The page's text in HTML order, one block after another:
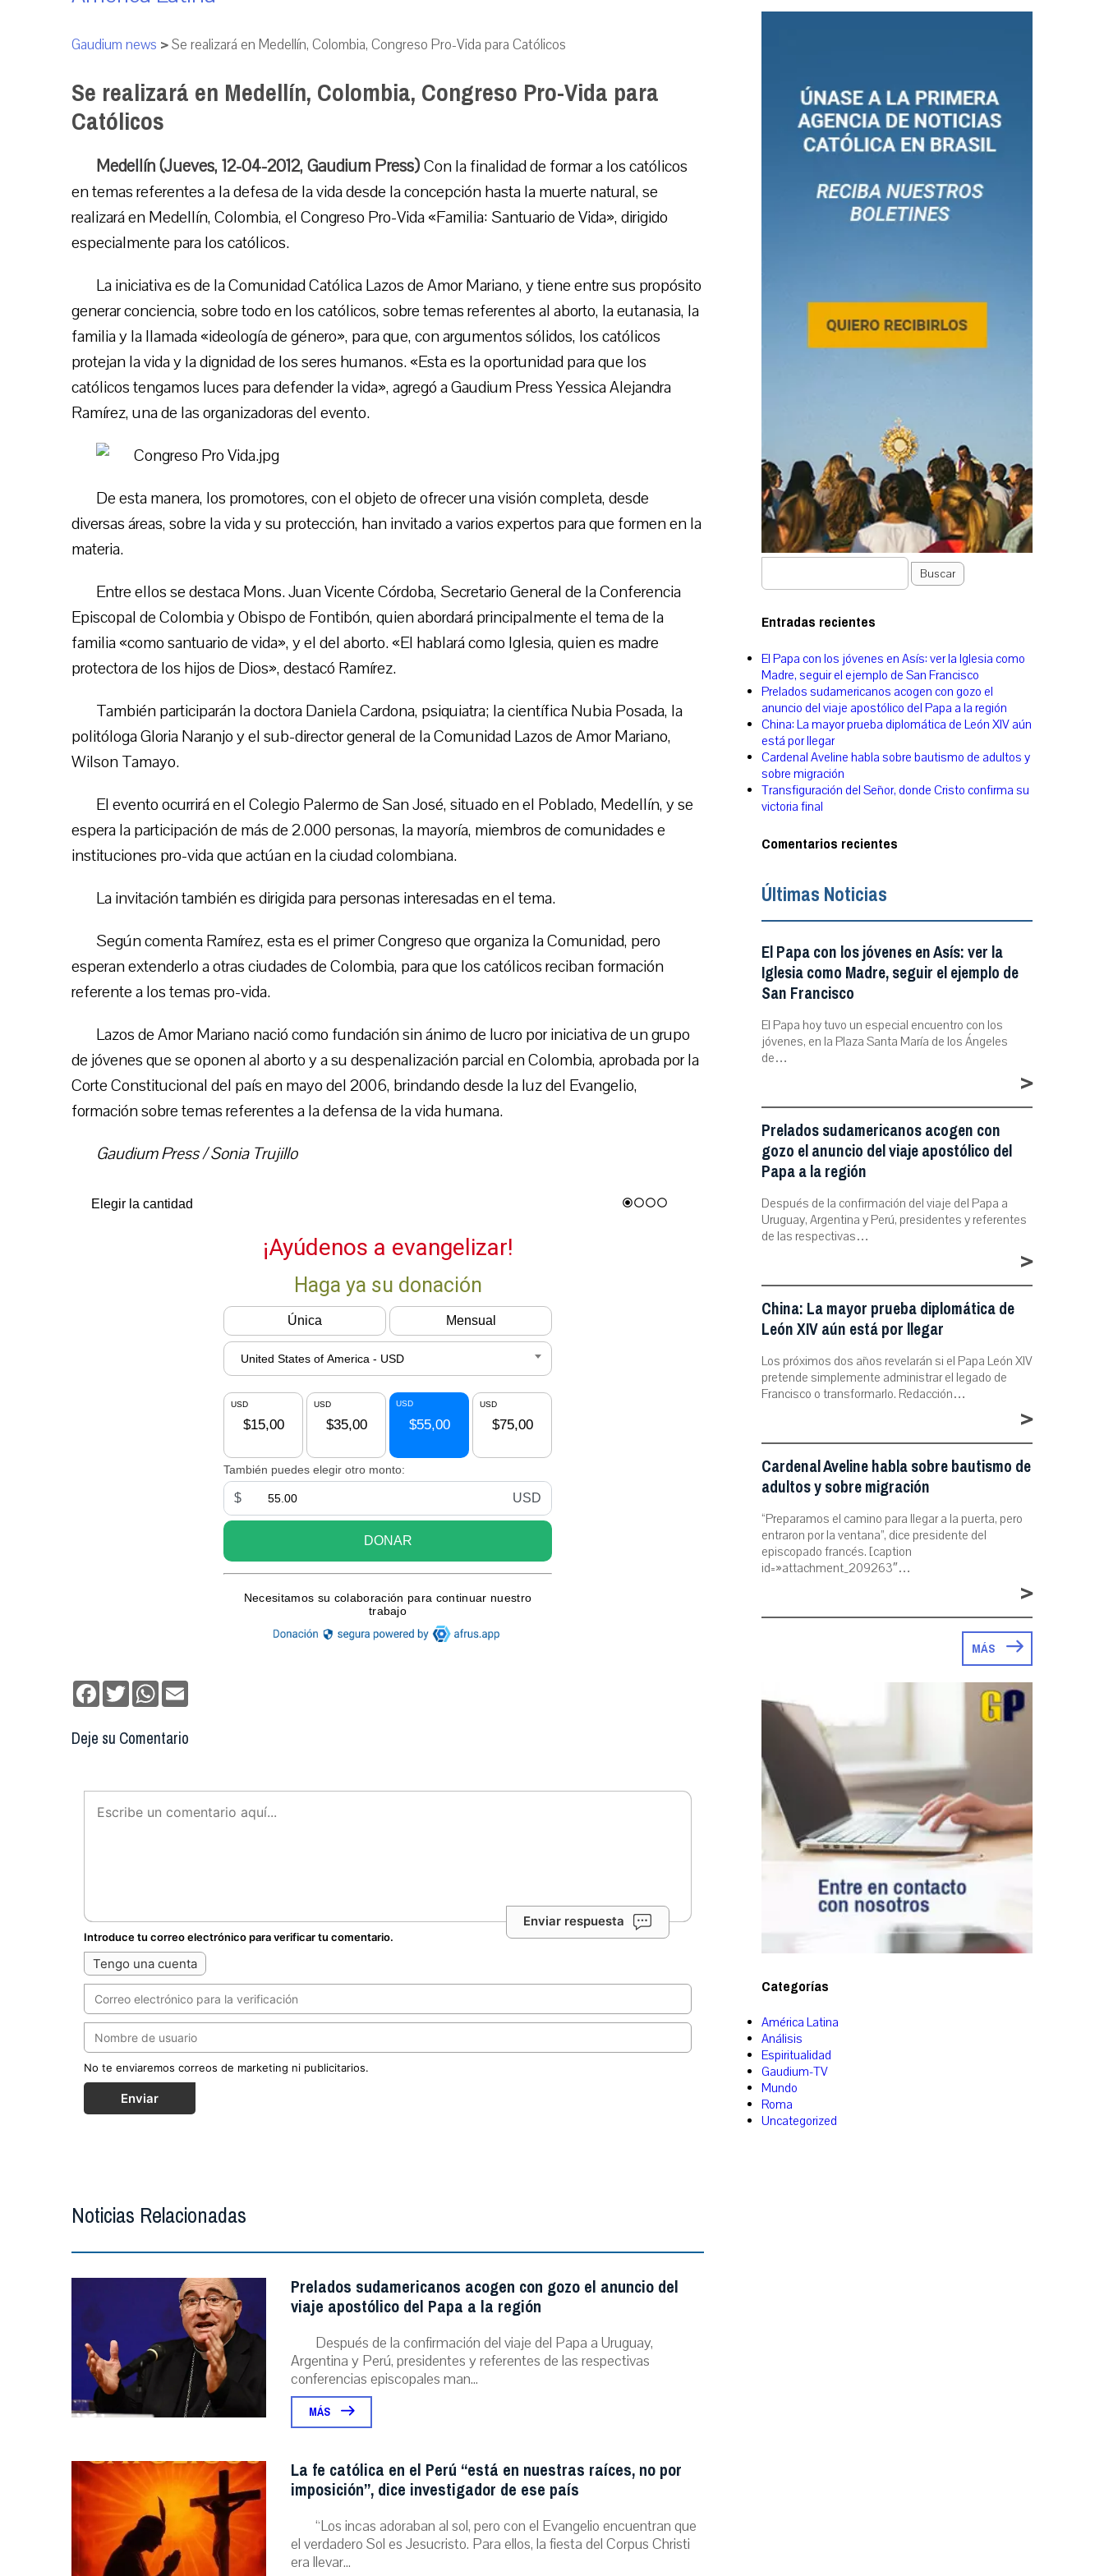
Gaudium news >Se realizará en Medellín, Colombia, Congreso Pro-Vida para Católicos
Se realizará en Medellín, Colombia, Congreso Pro-Vida para
Católicos
Medellín (Jueves, 12-04-2012, Gaudium Press)Con la finalidad de formar a los católicos
en temas referentes a la defesa de la vida desde la concepción hasta la muerte natural, se
realizará en Medellín, Colombia, el Congreso Pro-Vida «Familia: Santuario de Vida», dirigido
especialmente para los católicos.
La iniciativa es de la Comunidad Católica Lazos de Amor Mariano, y tiene entre sus propósito
generar conciencia, sobre todo en los católicos, sobre temas referentes al aborto, la eutanasia, la
familia y la llamada «ideología de género», para que, con argumentos sólidos, los católicos
protejan la vida y la dignidad de los seres humanos. «Esta es la oportunidad para que los
católicos tengamos luces para defender la vida», agregó a Gaudium Press Yessica Alejandra
Ramírez, una de las organizadoras del evento.
De esta manera, los promotores, con el objeto de ofrecer una visión completa, desde
diversas áreas, sobre la vida y su protección, han invitado a varios expertos para que formen en la
materia.
Entre ellos se destaca Mons. Juan Vicente Córdoba, Secretario General de la Conferencia
Episcopal de Colombia y Obispo de Fontibón, quien abordará principalmente el tema de la
familia «como santuario de vida», y el del aborto. «El hablará como Iglesia, quien es madre
protectora de los hijos de Dios», destacó Ramírez.
También participarán la doctora Daniela Cardona, psiquiatra; la científica Nubia Posada, la
politóloga Gloria Naranjo y el sub-director general de la Comunidad Lazos de Amor Mariano,
Wilson Tamayo.
El evento ocurrirá en el Colegio Palermo de San José, situado en el Poblado, Medellín, y se
espera la participación de más de 2.000 personas, la mayoría, miembros de comunidades e
instituciones pro-vida que actúan en la ciudad colombiana.
La invitación también es dirigida para personas interesadas en el tema.
Según comenta Ramírez, esta es el primer Congreso que organiza la Comunidad, pero
esperan extenderlo a otras ciudades de Colombia, para que los católicos reciban formación
referente a los temas pro-vida.
Lazos de Amor Mariano nació como fundación sin ánimo de lucro por iniciativa de un grupo
de jóvenes que se oponen al aborto y a su despenalización parcial en Colombia, aprobada por la
Corte Constitucional del país en mayo del 2006, brindando desde la luz del Evangelio,
formación sobre temas referentes a la defensa de la vida humana.
Gaudium Press / Sonia Trujillo
Facebook
TwitterWhatsApp
Deje su Comentario
Enviar respuesta
Introduce tu correo electrónico para verificar tu comentario.
Tengo una cuenta
No te enviaremos correos de marketing ni publicitarios.
Enviar
Noticias Relacionadas
Prelados sudamericanos acogen con gozo el anuncio del
viaje apostólico del Papa a la región
Después de la confirmación del viaje del Papa a Uruguay,
Argentina y Perú, presidentes y referentes de las respectivas
conferencias episcopales man...
MÁS
La fe católica en el Perú “está en nuestras raíces, no por
imposición”, dice investigador de ese país
“Los incas adoraban al sol, pero con el Evangelio encuentran que
el verdadero Sol es Jesucristo. Para ellos, la fiesta del Corpus Christi
era llevar...
Buscar
Entradas recientes
El Papa con los jóvenes en Asís: ver la Iglesia como
Madre, seguir el ejemplo de San Francisco
Prelados sudamericanos acogen con gozo el
anuncio del viaje apostólico del Papa a la región
China: La mayor prueba diplomática de León XIV aún
está por llegar
Cardenal Aveline habla sobre bautismo de adultos y
sobre migración
Transfiguración del Señor, donde Cristo confirma su
victoria final
Comentarios recientes
Últimas Noticias
El Papa con los jóvenes en Asís: ver la
Iglesia como Madre, seguir el ejemplo de
San Francisco
El Papa hoy tuvo un especial encuentro con los
jóvenes, en la Plaza Santa María de los Ángeles
de…
>
Prelados sudamericanos acogen con
gozo el anuncio del viaje apostólico del
Papa a la región
Después de la confirmación del viaje del Papa a
Uruguay, Argentina y Perú, presidentes y referentes
de las respectivas…
>
China: La mayor prueba diplomática de
León XIV aún está por llegar
Los próximos dos años revelarán si el Papa León XIV
pretende simplemente administrar el legado de
Francisco o transformarlo. Redacción…
>
Cardenal Aveline habla sobre bautismo de
adultos y sobre migración
“Preparamos el camino para llegar a la puerta, pero
entraron por la ventana”, dice presidente del
episcopado francés. [caption
id=»attachment_209263″…
>
MÁS
Categorías
América Latina
Análisis
Espiritualidad
Gaudium-TV
Mundo
Roma
Uncategorized